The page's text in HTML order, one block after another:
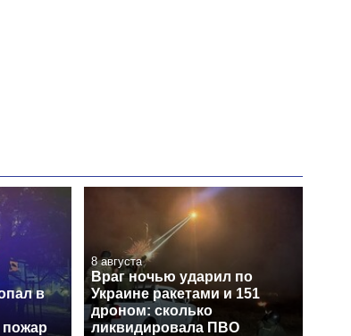
в
8 августа
Враг ночью ударил по
Украине ракетами и 151
дроном: сколько
ликвидировала ПВО